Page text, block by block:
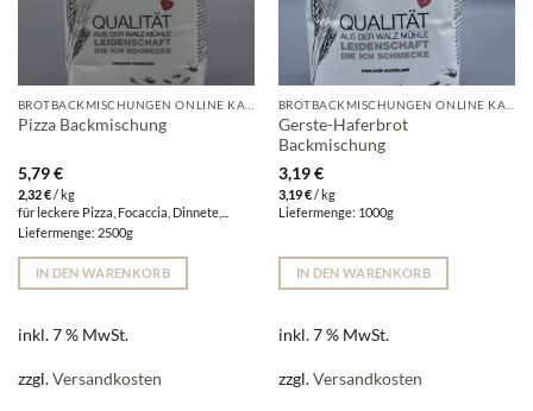
Pizza Backmischung
5,79€
2,32€/ kg
für leckere Pizza, Focaccia, Dinnete,...
Liefermenge: 2500g
IN DEN WARENKORB
inkl. 7 % MwSt.
zzgl.Versandkosten
Gerste-Haferbrot
Backmischung
3,19€
3,19€/ kg
Liefermenge: 1000g
IN DEN WARENKORB
inkl. 7 % MwSt.
zzgl.Versandkosten